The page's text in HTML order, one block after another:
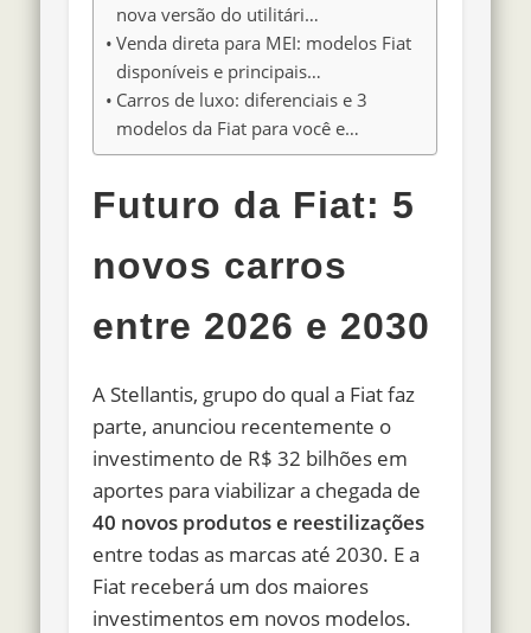
nova versão do utilitári…
Venda direta para MEI: modelos Fiat
disponíveis e principais…
Carros de luxo: diferenciais e 3
modelos da Fiat para você e…
Futuro da Fiat: 5
novos carros
entre 2026 e 2030
A Stellantis, grupo do qual a Fiat faz
parte, anunciou recentemente o
investimento de R$ 32 bilhões em
aportes para viabilizar a chegada de
40 novos produtos e reestilizações
entre todas as marcas até 2030. E a
Fiat receberá um dos maiores
investimentos em novos modelos.